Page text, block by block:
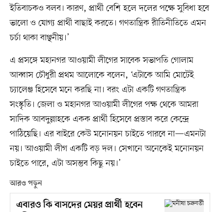
ইতিবাচকও বলব। কারণ, প্রার্থী বেশি হলে দলের পক্ষে সুবিধা হবে
ভালো ও যোগ্য প্রার্থী বাছাই করতে। গণতান্ত্রিক রীতিনীতিতে এমন
চর্চা থাকা বাঞ্ছনীয়।’
এ প্রসঙ্গে মহানগর আওয়ামী লীগের সাবেক সভাপতি গোলাম
আব্বাস চৌধুরী প্রথম আলোকে বলেন, ‘এটাকে আমি মোটেই
চ্যালেঞ্জ হিসেবে মনে করছি না। বরং এটা একটি গণতান্ত্রিক
সংস্কৃতি। জেলা ও মহানগর আওয়ামী লীগের পক্ষ থেকে আমরা
সাদিক আবদুল্লাহকে একক প্রার্থী হিসেবে প্রস্তাব করে কেন্দ্রে
পাঠিয়েছি। এর বাইরে কেউ মনোনয়ন চাইতে পারবে না—এমনটা
নয়। আওয়ামী লীগ একটি বড় দল। সেখানে অনেকেই মনোনয়ন
চাইতে পারে, এটা অসম্ভব কিছু নয়।’
আরও পড়ুন
এবারও কি বাসদের মেয়র প্রার্থী হবেন